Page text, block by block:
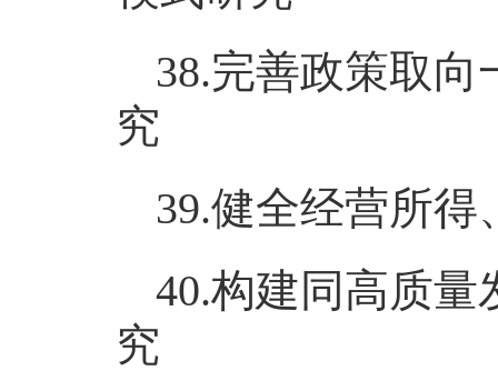
38.完善政策取
究
39.健全经营所
40.构建同高质
究